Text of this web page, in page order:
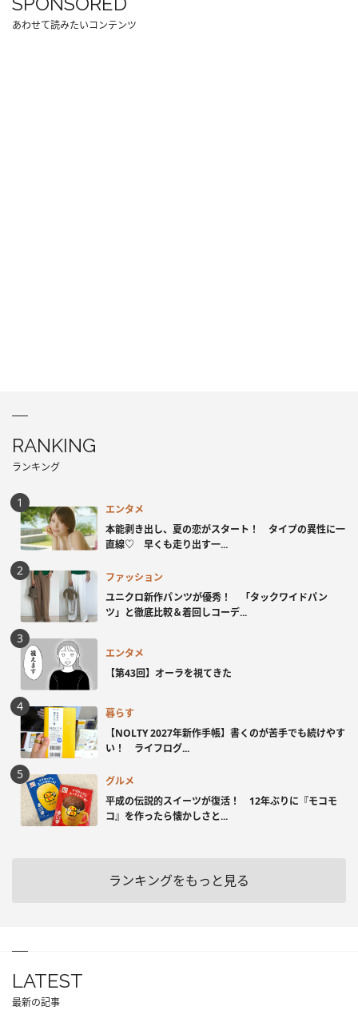
あわせて読みたいコンテンツ
RANKING
ランキング
エンタメ
本能剥き出し、夏の恋がスタート！ タイプの異性に一
直線♡ 早くも走り出す一...
ファッション
ユニクロ新作パンツが優秀！ 「タックワイドパン
ツ」と徹底比較＆着回しコーデ...
エンタメ
【第43回】オーラを視てきた
暮らす
【NOLTY 2027年新作手帳】書くのが苦手でも続けやす
い！ ライフログ...
グルメ
平成の伝説的スイーツが復活！ 12年ぶりに『モコモ
コ』を作ったら懐かしさと...
ランキングをもっと見る
LATEST
最新の記事